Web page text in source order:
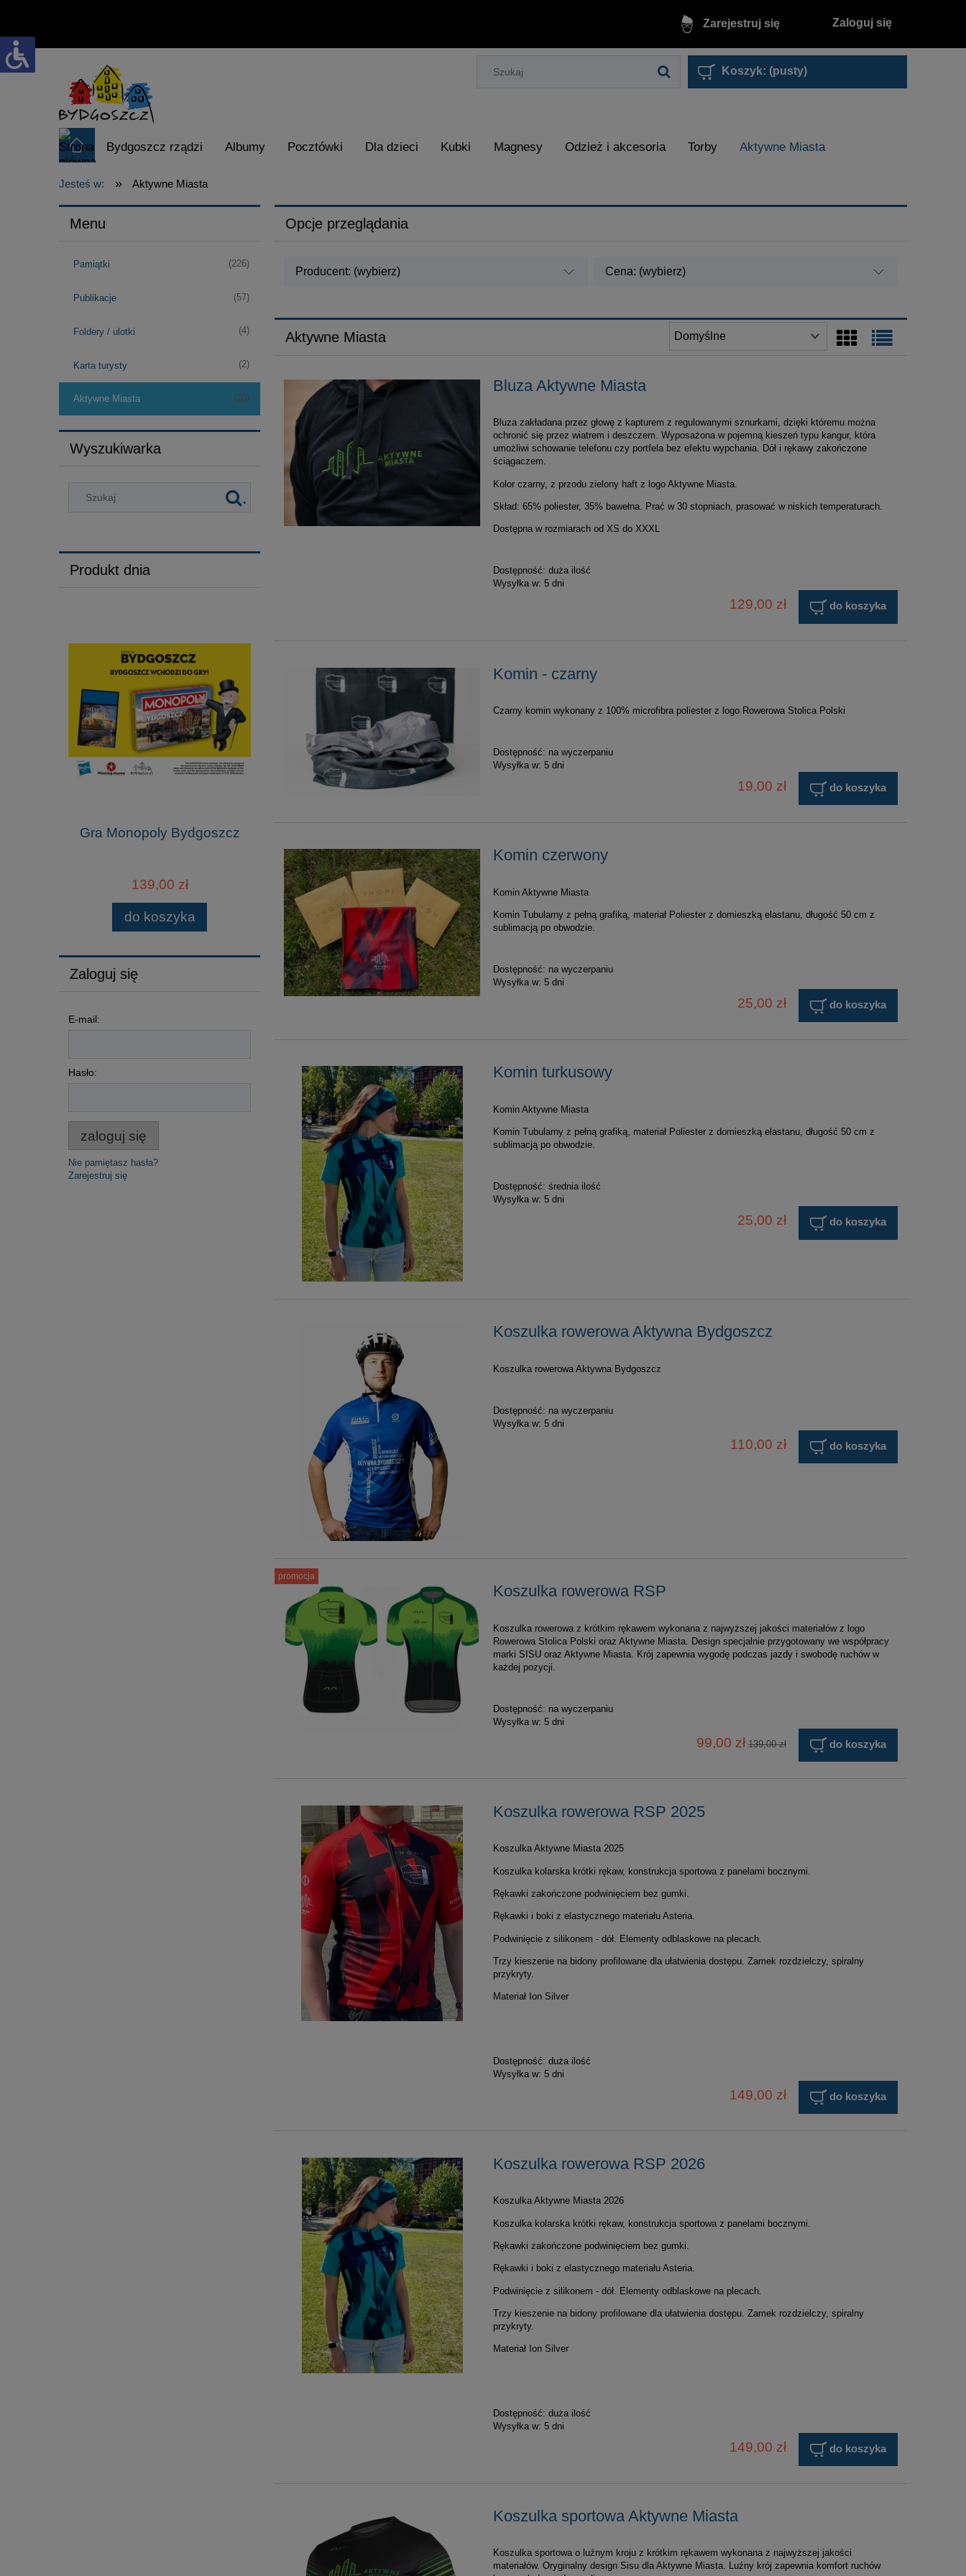
Zarejestruj się Zaloguj się
Koszyk: (pusty)
Bydgoszcz rządzi Albumy Pocztówki Dla dzieci Kubki Magnesy Odzież i akcesoria Torby Aktywne Miasta
Karta Turysty visitbydgoszcz.pl
Jesteś w: » Aktywne Miasta
Menu
Pamiątki (226)
Publikacje (57)
Foldery / ulotki (4)
Karta turysty (2)
Aktywne Miasta (20)
Wyszukiwarka
.
Produkt dnia
Gra Monopoly Bydgoszcz
139,00 zł
do koszyka
Zaloguj się
E-mail:
Hasło:
zaloguj się
Nie pamiętasz hasła?
Zarejestruj się
Opcje przeglądania
Producent: (wybierz) Cena: (wybierz)
Aktywne Miasta
Bluza Aktywne Miasta
Bluza zakładana przez głowę z kapturem z regulowanymi sznurkami, dzięki któremu można
ochronić się przez wiatrem i deszczem. Wyposażona w pojemną kieszeń typu kangur, która
umożliwi schowanie telefonu czy portfela bez efektu wypchania. Dół i rękawy zakończone
ściągaczem.
Kolor czarny, z przodu zielony haft z logo Aktywne Miasta.
Skład: 65% poliester, 35% bawełna. Prać w 30 stopniach, prasować w niskich temperaturach.
Dostępna w rozmiarach od XS do XXXL
Dostępność: duża ilość
Wysyłka w: 5 dni
129,00 zł do koszyka
Komin - czarny
Czarny komin wykonany z 100% microfibra poliester z logo Rowerowa Stolica Polski
Dostępność: na wyczerpaniu
Wysyłka w: 5 dni
19,00 zł do koszyka
Komin czerwony
Komin Aktywne Miasta
Komin Tubularny z pełną grafiką, materiał Poliester z domieszką elastanu, długość 50 cm z
sublimacją po obwodzie.
Dostępność: na wyczerpaniu
Wysyłka w: 5 dni
25,00 zł do koszyka
Komin turkusowy
Komin Aktywne Miasta
Komin Tubularny z pełną grafiką, materiał Poliester z domieszką elastanu, długość 50 cm z
sublimacją po obwodzie.
Dostępność: średnia ilość
Wysyłka w: 5 dni
25,00 zł do koszyka
Koszulka rowerowa Aktywna Bydgoszcz
Koszulka rowerowa Aktywna Bydgoszcz
Dostępność: na wyczerpaniu
Wysyłka w: 5 dni
110,00 zł do koszyka
Koszulka rowerowa RSP
Koszulka rowerowa z krótkim rękawem wykonana z najwyższej jakości materiałów z logo
Rowerowa Stolica Polski oraz Aktywne Miasta. Design specjalnie przygotowany we współpracy
marki SISU oraz Aktywne Miasta. Krój zapewnia wygodę podczas jazdy i swobodę ruchów w
każdej pozycji.
Dostępność: na wyczerpaniu
Wysyłka w: 5 dni
99,00 zł 139,00 zł do koszyka
promocja
Koszulka rowerowa RSP 2025
Koszulka Aktywne Miasta 2025
Koszulka kolarska krótki rękaw, konstrukcja sportowa z panelami bocznymi.
Rękawki zakończone podwinięciem bez gumki.
Rękawki i boki z elastycznego materiału Asteria.
Podwinięcie z silikonem - dół. Elementy odblaskowe na plecach.
Trzy kieszenie na bidony profilowane dla ułatwienia dostępu. Zamek rozdzielczy, spiralny
przykryty.
Materiał Ion Silver
Dostępność: duża ilość
Wysyłka w: 5 dni
149,00 zł do koszyka
Koszulka rowerowa RSP 2026
Koszulka Aktywne Miasta 2026
Koszulka kolarska krótki rękaw, konstrukcja sportowa z panelami bocznymi.
Rękawki zakończone podwinięciem bez gumki.
Rękawki i boki z elastycznego materiału Asteria.
Podwinięcie z silikonem - dół. Elementy odblaskowe na plecach.
Trzy kieszenie na bidony profilowane dla ułatwienia dostępu. Zamek rozdzielczy, spiralny
przykryty.
Materiał Ion Silver
Dostępność: duża ilość
Wysyłka w: 5 dni
149,00 zł do koszyka
Koszulka sportowa Aktywne Miasta
Koszulka sportowa o luźnym kroju z krótkim rękawem wykonana z najwyższej jakości
materiałów. Oryginalny design Sisu dla Aktywne Miasta. Luźny krój zapewnia komfort ruchów